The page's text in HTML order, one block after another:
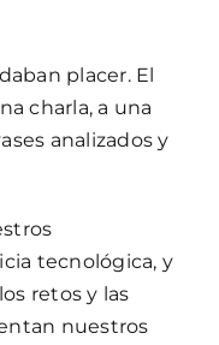
placer. El
charla, a una
analizados y
tecnológica, y
retos y las
nuestros